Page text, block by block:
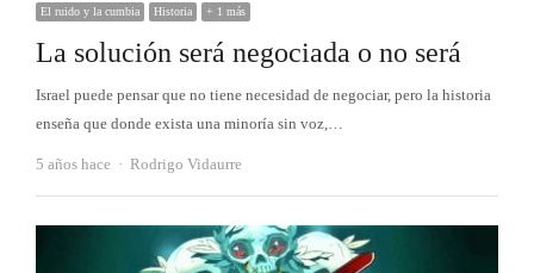
El ruido y la cumbia Historia + 1 más
La solución será negociada o no será
Israel puede pensar que no tiene necesidad de negociar, pero la historia
enseña que donde exista una minoría sin voz,…
5 años hace Autor
Rodrigo Vidaurre